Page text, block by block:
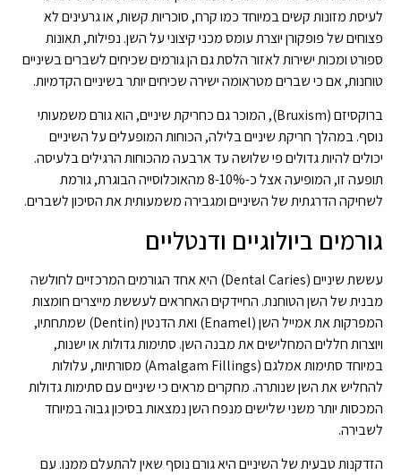
לעיסת מזונות קשים במיוחד כמו קרח, סוכריות קשות, או גרעינים לא
פצוחים של פופקורן יוצרת עומס מכני קיצוני על השן. נפילות, תאונות
ספורט ומכות ישירות לאזור הלסת גם הן גורמים שכיחים לשברים בשיניים
טוחנות, אם כי שברים מטראומה ישירה שכיחים יותר בשיניים הקדמיות.
ברוקסיזם (Bruxism), המוכר גם כחריקת שיניים, הוא גורם משמעותי
נוסף. במהלך חריקת שיניים בלילה, הכוחות המופעלים על השיניים
יכולים להיות גדולים פי שלושה עד ארבעה מהכוחות הרגילים בלעיסה.
תופעה זו, המופיעה אצל כ-8-10% מהאוכלוסייה הבוגרת, גורמת
לשחיקה הדרגתית של השיניים ומגבירה משמעותית את הסיכון לשברים.
גורמים ביולוגיים ודנטליים
עששת שיניים (Dental Caries) היא אחד הגורמים המרכזיים לחולשה
מבנית של השן הטוחנת. החיידקים האחראים לעששת מייצרים חומצות
המפרקות את אמייל השן (Enamel) ואת הדנטין (Dentin) שמתחתיו,
ויוצרות חללים המחלישים את מבנה השן. סתימות גדולות או ישנות,
במיוחד סתימות אמלגם (Amalgam Fillings) מסורתיות, עלולות
להחליש את השן שנותרה. מחקרים מראים כי שיניים עם סתימות גדולות
המכסות יותר משני שלישים מנפח השן נמצאות בסיכון גבוה במיוחד
לשבירה.
הזדקנות טבעית של השיניים היא גורם נוסף שאין להתעלם ממנו. עם